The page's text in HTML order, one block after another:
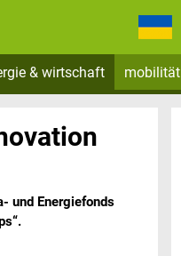
& wirtschaft mobilität
und Energiefonds